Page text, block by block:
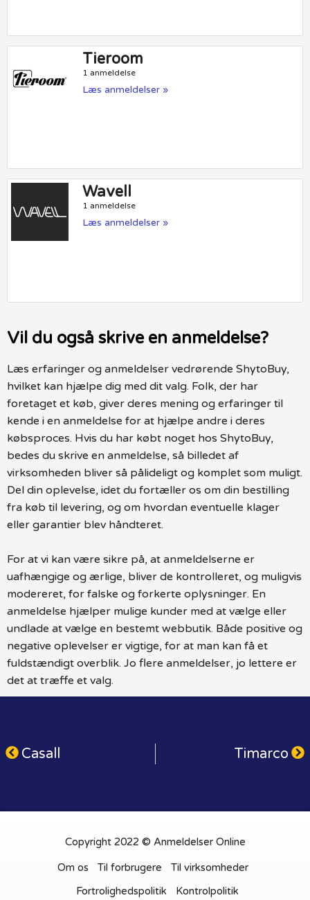
Tieroom
1 anmeldelse
Læs anmeldelser »
Wavell
1 anmeldelse
Læs anmeldelser »
Vil du også skrive en anmeldelse?
Læs erfaringer og anmeldelser vedrørende ShytoBuy,
hvilket kan hjælpe dig med dit valg. Folk, der har
foretaget et køb, giver deres mening og erfaringer til
kende i en anmeldelse for at hjælpe andre i deres
købsproces. Hvis du har købt noget hos ShytoBuy,
bedes du skrive en anmeldelse, så billedet af
virksomheden bliver så pålideligt og komplet som muligt.
Del din oplevelse, idet du fortæller os om din bestilling
fra køb til levering, og om hvordan eventuelle klager
eller garantier blev håndteret.
For at vi kan være sikre på, at anmeldelserne er
uafhængige og ærlige, bliver de kontrolleret, og muligvis
modereret, for falske og forkerte oplysninger. En
anmeldelse hjælper mulige kunder med at vælge eller
undlade at vælge en bestemt webbutik. Både positive og
negative oplevelser er vigtige, for at man kan få et
fuldstændigt overblik. Jo flere anmeldelser, jo lettere er
det at træffe et valg.
Casall Timarco
Copyright 2022 © Anmeldelser Online
Om os Til forbrugere
Til virksomheder
Fortrolighedspolitik
Kontrolpolitik